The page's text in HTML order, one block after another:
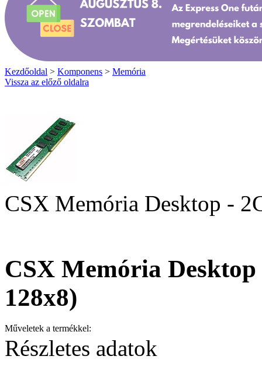
Kezdőoldal > Komponens > Memória
Vissza az előző oldalra
CSX Memória Desktop -
CSX Memória
128x8)
Műveletek a termékkel:
Részletes adatok